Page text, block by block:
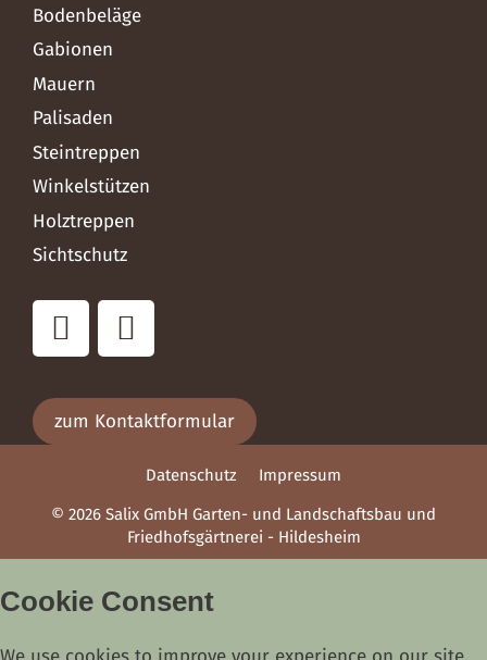
Bodenbeläge
Gabionen
Mauern
Palisaden
Steintreppen
Winkelstützen
Holztreppen
Sichtschutz
zum Kontaktformular
Datenschutz
Impressum
© 2026 Salix GmbH Garten- und Landschaftsbau und
Friedhofsgärtnerei - Hildesheim